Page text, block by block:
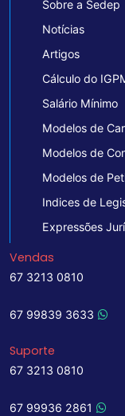
Sobre a Sedep
Notícias
Artigos
Cálculo do
Salário Mínimo
Modelos de
Modelos de
Modelos de
Indices de
Expressões
Vendas
67 3213 0810
67 99839 3633
Suporte
67 3213 0810
67 99936 2861